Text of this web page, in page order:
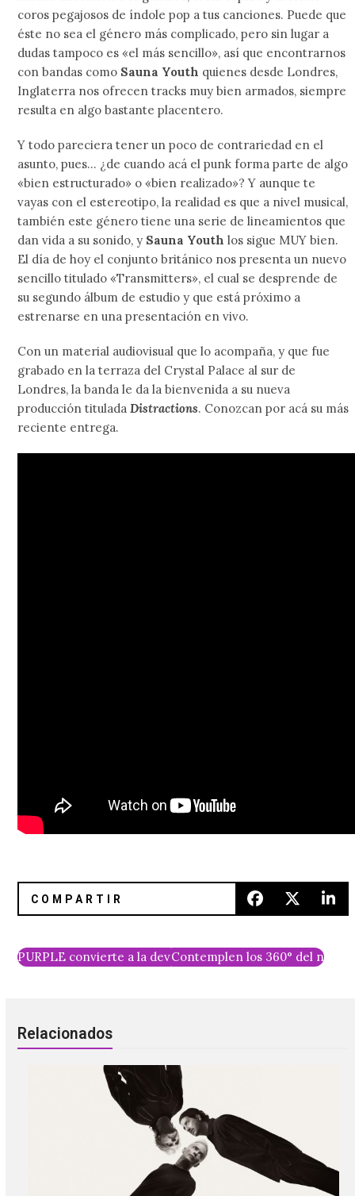
coros pegajosos de índole pop a tus canciones. Puede que
éste no sea el género más complicado, pero sin lugar a
dudas tampoco es «el más sencillo», así que encontrarnos
con bandas como Sauna Youth quienes desde Londres,
Inglaterra nos ofrecen tracks muy bien armados, siempre
resulta en algo bastante placentero.
Y todo pareciera tener un poco de contrariedad en el
asunto, pues… ¿de cuando acá el punk forma parte de algo
«bien estructurado» o «bien realizado»? Y aunque te
vayas con el estereotipo, la realidad es que a nivel musical,
también este género tiene una serie de lineamientos que
dan vida a su sonido, y Sauna Youth los sigue MUY bien.
El día de hoy el conjunto británico nos presenta un nuevo
sencillo titulado «Transmitters», el cual se desprende de
su segundo álbum de estudio y que está próximo a
estrenarse en una presentación en vivo.
Con un material audiovisual que lo acompaña, y que fue
grabado en la terraza del Crystal Palace al sur de
Londres, la banda le da la bienvenida a su nueva
producción tituladaDistractions. Conozcan por acá su más
reciente entrega.
PURPLE convierte a la devastación en elegancia
Contemplen los 360° del
Relacionados